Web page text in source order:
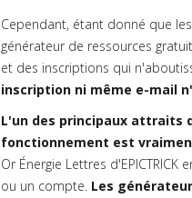
Cependant, étant donné que
générateur de ressources
et des inscriptions qui
inscription ni même e-mail
L'un des principaux attraits
fonctionnement est
Or Énergie Lettres
ou un compte. Les